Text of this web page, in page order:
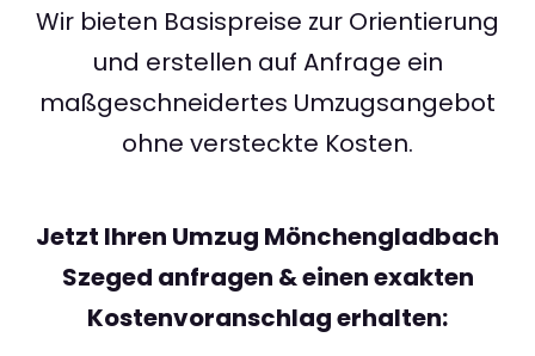
Wir bieten Basispreise zur Orientierung
und erstellen auf Anfrage ein
maßgeschneidertes Umzugsangebot
ohne versteckte Kosten.
Jetzt Ihren Umzug Mönchengladbach
Szeged anfragen & einen exakten
Kostenvoranschlag erhalten: